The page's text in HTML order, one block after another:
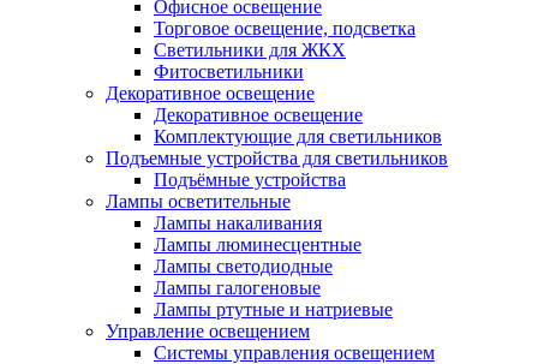
Офисное освещение
Торговое освещение, подсветка
Светильники для ЖКХ
Фитосветильники
Декоративное освещение
Декоративное освещение
Комплектующие для светильников
Подъемные устройства для светильников
Подъёмные устройства
Лампы осветительные
Лампы накаливания
Лампы люминесцентные
Лампы светодиодные
Лампы галогеновые
Лампы ртутные и натриевые
Управление освещением
Системы управления освещением